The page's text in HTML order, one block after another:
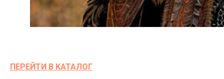
ПЕРЕЙТИ В КАТАЛОГ